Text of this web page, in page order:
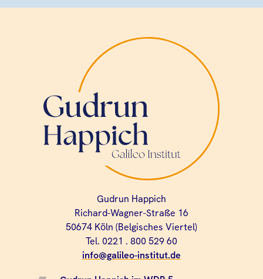
Gudrun Happich
Richard-Wagner-Straße 16
50674 Köln (Belgisches Viertel)
Tel. 0221 . 800 529 60
info@galileo-institut.de